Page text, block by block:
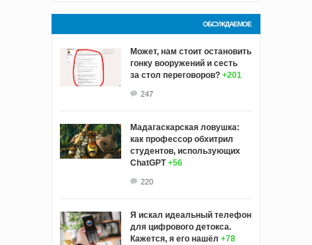
ОБСУЖДАЕМОЕ
Может, нам стоит остановить
гонку вооружений и сесть
за стол переговоров? +201
247
Мадагаскарская ловушка:
как профессор обхитрил
студентов, использующих
ChatGPT +56
220
Я искал идеальный телефон
для цифрового детокса.
Кажется, я его нашёл +78